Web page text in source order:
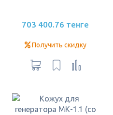
703 400.76 тенге
Получить скидку